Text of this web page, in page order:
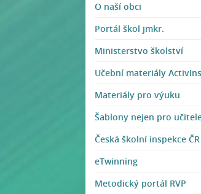
O naší obci
Portál škol jmkr.
Ministerstvo školství
Učební materiály
Materiály pro výuku
Šablony nejen pro
Česká školní inspekce ČR
eTwinning
Metodický portál RVP